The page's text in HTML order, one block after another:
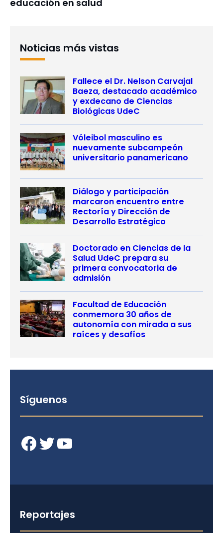
educación en salud
Noticias más vistas
Fallece el Dr. Nelson Carvajal
Baeza, destacado académico
y exdecano de Ciencias
Biológicas UdeC
Vóleibol masculino es
nuevamente subcampeón
universitario panamericano
Diálogo y participación
marcaron encuentro entre
Rectoría y Dirección de
Desarrollo Estratégico
Doctorado en Ciencias de la
Salud UdeC prepara su
primera convocatoria de
admisión
Facultad de Educación
conmemora 30 años de
autonomía con mirada a sus
raíces y desafíos
Síguenos
Facebook Twitter YouTube
Reportajes